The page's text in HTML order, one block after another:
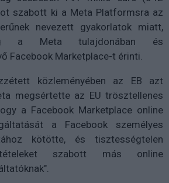
szabott ki a Meta Platformsra az
nevezett gyakorlatok miatt,
a Meta tulajdonában és
Facebook Marketplace-t érinti.
közleményében az EB azt
megsértette az EU trösztellenes
a Facebook Marketplace online
a Facebook személyes
kötötte, és tisztességtelen
szabott más online